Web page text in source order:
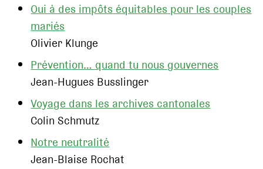
Oui à des impôts équitables pour les couples
mariés
Olivier Klunge
Prévention… quand tu nous gouvernes
Jean-Hugues Busslinger
Voyage dans les archives cantonales
Colin Schmutz
Notre neutralité
Jean-Blaise Rochat